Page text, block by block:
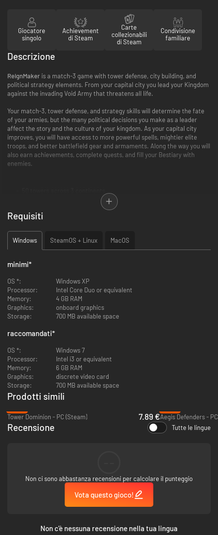
Giocatore
singolo
Achievement
di Steam
Carte
collezionabili
di Steam
Condivisione
familiare
Descrizione
ReignMaker is a match-3 game with tower defense, city building, and
political strategy elements. From your capital city you lead your Kingdom
against the invading Void Army that threatens all life.
Your match-3, tower defense, and strategy skills will determine the fate
of your armies, but the many political decisions you make as a leader
affect the story and the culture of your kingdom. As your capital city
improves, you will have access to more powerful spells, mightier elite
troops, and better battlefield gear and armaments. Along the way you will
also earn achievements, complete quests, and fill your Bestiary with
enemies.
Millions of story possibilities determined by your policy choices.
4 cultural spectrums: Martial, Druidic, Elemental, Republic.
10 types of troops.
12 implements of war.
Requisiti
Windows SteamOS + Linux MacOS
minimi*
OS *:
Windows XP
Processor:
Intel Core Duo or equivalent
Memory:
4 GB RAM
Graphics:
onboard graphics
Storage:
700 MB available space
raccomandati*
OS *:
Windows 7
Processor:
Intel i3 or equivalent
Memory:
6 GB RAM
Graphics:
discrete video card
Storage:
700 MB available space
Prodotti simili
Tower Dominion - PC (Steam)
7.89 €Aegis Defenders -
Recensione Tutte le lingue
Non ci sono abbastanza recensioni per calcolare il punteggio
Vota questo gioco!
Non c'è nessuna recensione nella tua lingua